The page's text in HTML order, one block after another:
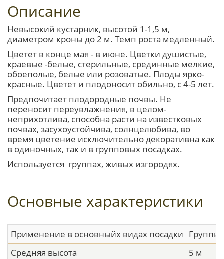
Описание
Невысокий кустарник, высотой 1-1,5 м,
диаметром кроны до 2 м. Темп роста медленный.
Цветет в конце мая - в июне. Цветки душистые,
краевые -белые, стерильные, срединные мелкие,
обоеполые, белые или розоватые. Плоды ярко-
красные. Цветет и плодоносит обильно, с 4-5 лет.
Предпочитает плодородные почвы. Не
переносит переувлажнения, в целом-
неприхотлива, способна расти на известковых
почвах, засухоустойчива, солнцелюбива, во
время цветение исключительно декоративна как
в одиночных, так и в групповых посадках.
Используется группах, живых изгородях.
Основные характеристики
Применение в основныйх видах посадки
Средняя высота
5 м